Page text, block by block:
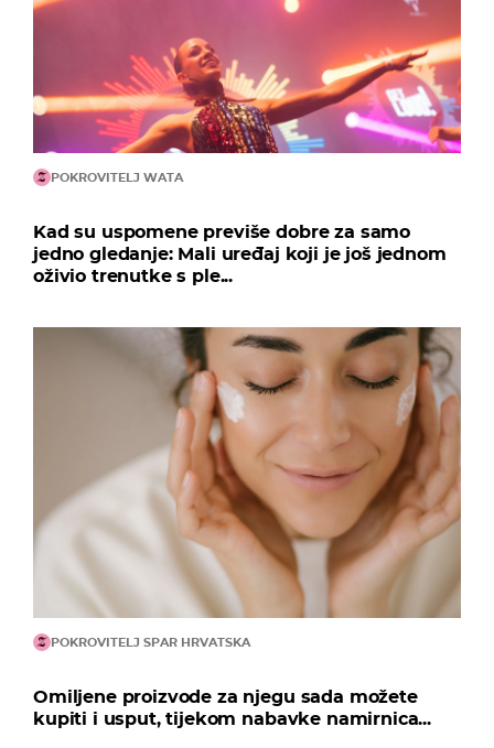
POKROVITELJ WATA
Kad su uspomene previše dobre za samo
jedno gledanje: Mali uređaj koji je još jednom
oživio trenutke s ple...
POKROVITELJ SPAR HRVATSKA
Omiljene proizvode za njegu sada možete
kupiti i usput, tijekom nabavke namirnica...